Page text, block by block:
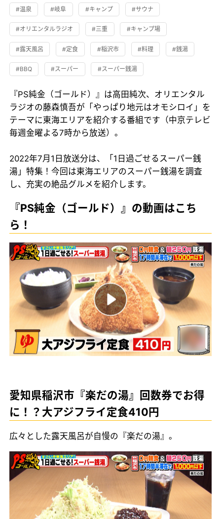
#温泉 #岐阜 #キャンプ #サウナ
#オリエンタルラジオ #三重 #キャンプ場
#露天風呂 #定食 #稲沢市 #料理 #銭湯
#BBQ #スーパー #スーパー銭湯
『PS純金（ゴールド）』は高田純次、オリエンタル
ラジオの藤森慎吾が「やっぱり地元はオモシロイ」を
テーマに東海エリアを紹介する番組です（中京テレビ
毎週金曜よる7時から放送）。
2022年7月1日放送分は、「1日過ごせるスーパー銭
湯」特集！今回は東海エリアのスーパー銭湯を調査
し、充実の絶品グルメを紹介します。
『PS純金（ゴールド）』の動画はこち
ら！
愛知県稲沢市『楽だの湯』回数券でお得
に！？大アジフライ定食410円
広々とした露天風呂が自慢の『楽だの湯』。